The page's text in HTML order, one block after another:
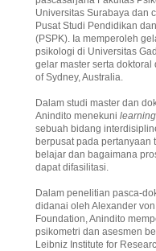
Universitas Surabaya dan
Pusat Studi Pendidikan
(PSPK). Ia memperoleh
psikologi di Universitas
gelar master serta doktoral
of Sydney, Australia.
Dalam studi master dan
Anindito menekuni
sebuah bidang
berpusat pada pertanyaan
belajar dan bagaimana
dapat difasilitasi.
Dalam penelitian pasca-
didanai oleh Alexander
Foundation, Anindito
psikometri dan asesmen
Leibniz Institute for